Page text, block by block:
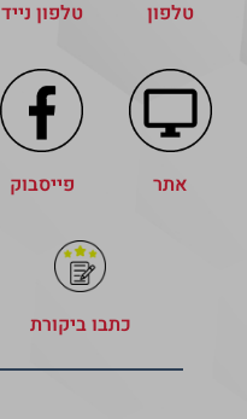
טלפון טלפון נייד
אתר פייסבוק
כתבו ביקורת